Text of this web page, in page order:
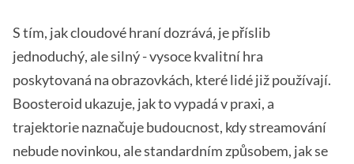
S tím, jak cloudové hraní dozrává, je příslib
jednoduchý, ale silný - vysoce kvalitní hra
poskytovaná na obrazovkách, které lidé již používají.
Boosteroid ukazuje, jak to vypadá v praxi, a
trajektorie naznačuje budoucnost, kdy streamování
nebude novinkou, ale standardním způsobem, jak se